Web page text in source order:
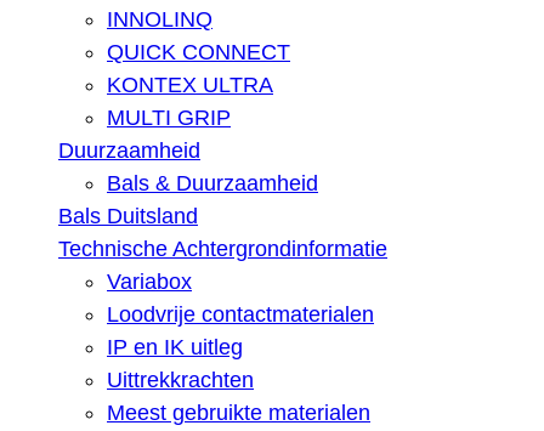
INNOLINQ
QUICK CONNECT
KONTEX ULTRA
MULTI GRIP
Duurzaamheid
Bals & Duurzaamheid
Bals Duitsland
Technische Achtergrondinformatie
Variabox
Loodvrije contactmaterialen
IP en IK uitleg
Uittrekkrachten
Meest gebruikte materialen